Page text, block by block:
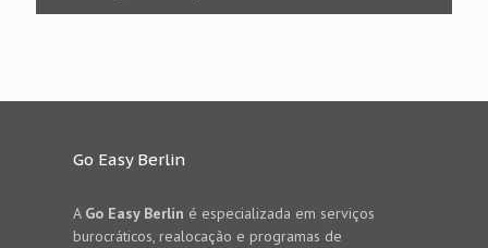
Go Easy Berlin
A Go Easy Berlin é especializada em serviços
burocráticos, realocação e programas de